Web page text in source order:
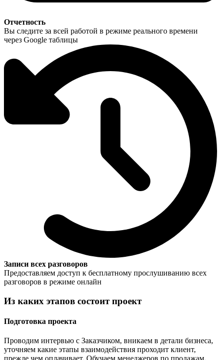
Отчетность
Вы следите за всей работой в режиме реального времени
через Google таблицы
Записи всех разговоров
Предоставляем доступ к бесплатному прослушиванию всех
разговоров в режиме онлайн
Из каких этапов состоит проект
Подготовка проекта
Проводим интервью с Заказчиком, вникаем в детали бизнеса,
уточняем какие этапы взаимодействия проходит клиент,